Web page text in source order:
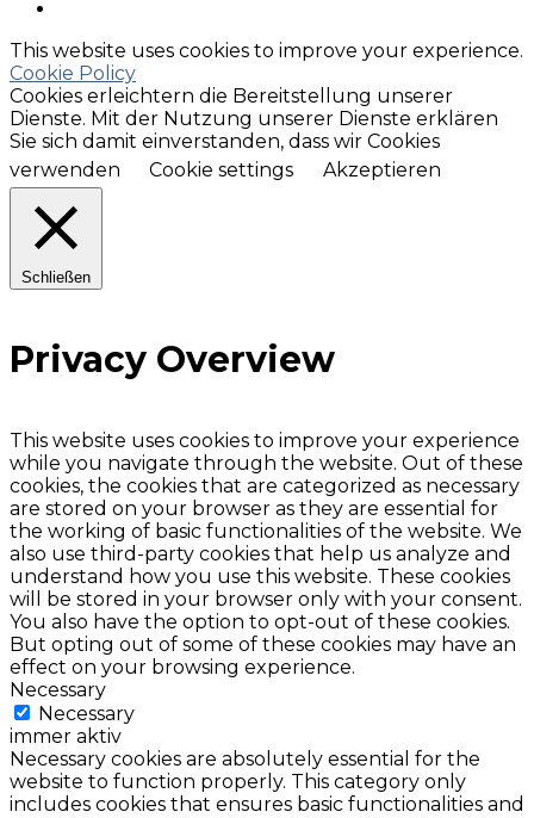
This website uses cookies to improve your experience.
Cookie Policy
Cookies erleichtern die Bereitstellung unserer
Dienste. Mit der Nutzung unserer Dienste erklären
Sie sich damit einverstanden, dass wir Cookies
verwenden
Cookie settings Akzeptieren
Schließen
Privacy Overview
This website uses cookies to improve your experience
while you navigate through the website. Out of these
cookies, the cookies that are categorized as necessary
are stored on your browser as they are essential for
the working of basic functionalities of the website. We
also use third-party cookies that help us analyze and
understand how you use this website. These cookies
will be stored in your browser only with your consent.
You also have the option to opt-out of these cookies.
But opting out of some of these cookies may have an
effect on your browsing experience.
Necessary
Necessary
immer aktiv
Necessary cookies are absolutely essential for the
website to function properly. This category only
includes cookies that ensures basic functionalities and